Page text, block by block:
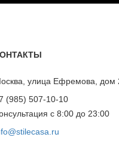
улица Ефремова, дом
(985) 507-10-10
с 8:00 до 23:00